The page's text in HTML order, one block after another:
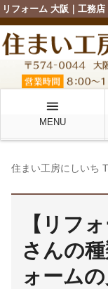
menu
MENU
住まい工房にしいち
【リフ
さんの
ォーム